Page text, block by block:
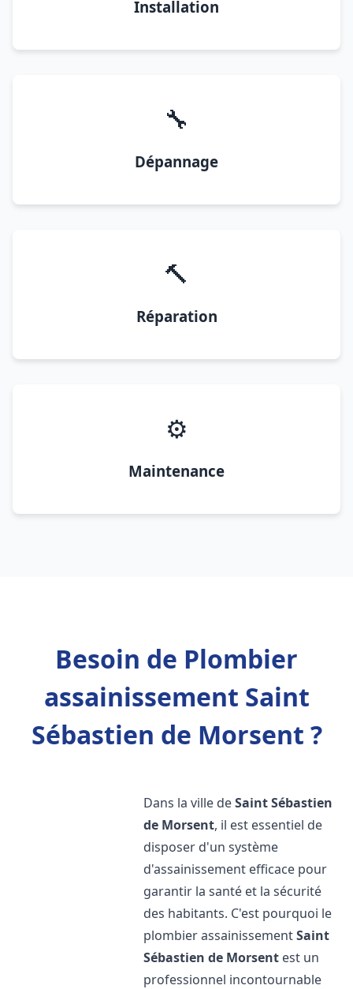
Installation
🔧
Dépannage
🔨
Réparation
⚙️
Maintenance
Besoin de Plombier
assainissement Saint
Sébastien de Morsent ?
Dans la ville deSaint Sébastien
de Morsent, il est essentiel de
disposer d'un système
d'assainissement efficace pour
garantir la santé et la sécurité
des habitants. C'est pourquoi le
plombier assainissementSaint
Sébastien de Morsent est un
professionnel incontournable